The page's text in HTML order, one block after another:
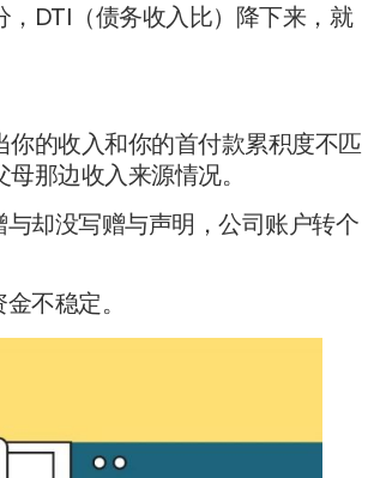
DTI（债务收入比）降下来，就
的收入和你的首付款累积度不匹
那边收入来源情况。
却没写赠与声明，公司账户转个
不稳定。